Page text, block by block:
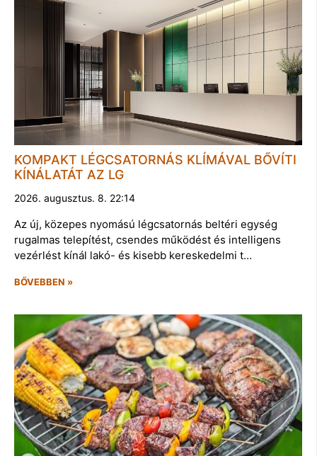
KOMPAKT LÉGCSATORNÁS KLÍMÁVAL BŐVÍTI
KÍNÁLATÁT AZ LG
2026. augusztus. 8. 22:14
Az új, közepes nyomású légcsatornás beltéri egység
rugalmas telepítést, csendes működést és intelligens
vezérlést kínál lakó- és kisebb kereskedelmi t…
BŐVEBBEN »